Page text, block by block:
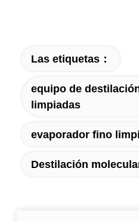
Las etiquetas：
equipo de
limpiadas
evaporador fino
Destilación